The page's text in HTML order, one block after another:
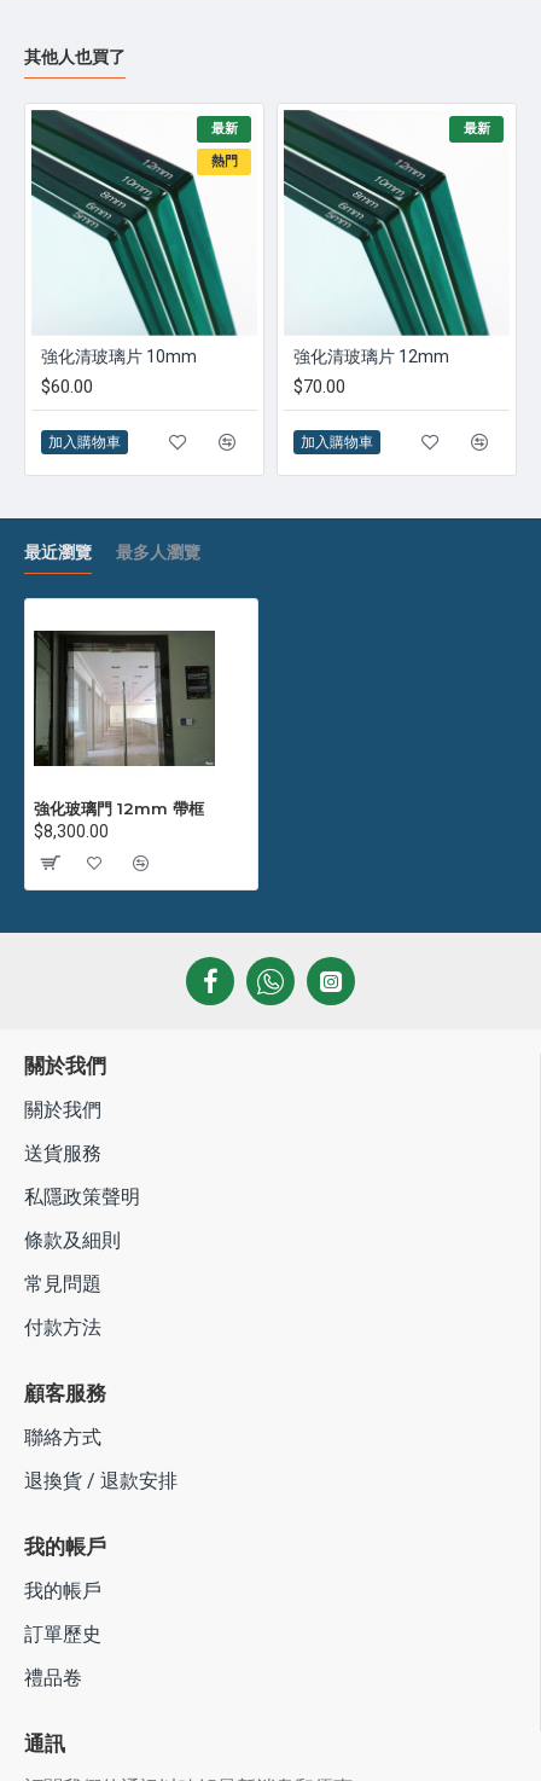
其他人也買了
最新
熱門
強化清玻璃片 10mm
$60.00
加入購物車
最新
強化清玻璃片 12mm
$70.00
加入購物車
最近瀏覽 最多人瀏覽
強化玻璃門 12mm 帶框
$8,300.00
關於我們
關於我們
送貨服務
私隱政策聲明
條款及細則
常見問題
付款方法
顧客服務
聯絡方式
退換貨 / 退款安排
我的帳戶
我的帳戶
訂單歷史
禮品卷
通訊